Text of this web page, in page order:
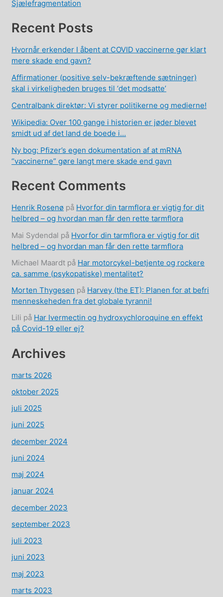
Sjælefragmentation
Recent Posts
Hvornår erkender I åbent at COVID vaccinerne gør klart
mere skade end gavn?
Affirmationer (positive selv-bekræftende sætninger)
skal i virkeligheden bruges til ‘det modsatte’
Centralbank direktør: Vi styrer politikerne og medierne!
Wikipedia: Over 100 gange i historien er jøder blevet
smidt ud af det land de boede i…
Ny bog: Pfizer’s egen dokumentation af at mRNA
“vaccinerne” gøre langt mere skade end gavn
Recent Comments
Henrik Rosenø på Hvorfor din tarmflora er vigtig for dit
helbred – og hvordan man får den rette tarmflora
Mai Sydendal på Hvorfor din tarmflora er vigtig for dit
helbred – og hvordan man får den rette tarmflora
Michael Maardt på Har motorcykel-betjente og rockere
ca. samme (psykopatiske) mentalitet?
Morten Thygesen på Harvey (the ET): Planen for at befri
menneskeheden fra det globale tyranni!
Lili på Har Ivermectin og hydroxychloroquine en effekt
på Covid-19 eller ej?
Archives
marts 2026
oktober 2025
juli 2025
juni 2025
december 2024
juni 2024
maj 2024
januar 2024
december 2023
september 2023
juli 2023
juni 2023
maj 2023
marts 2023